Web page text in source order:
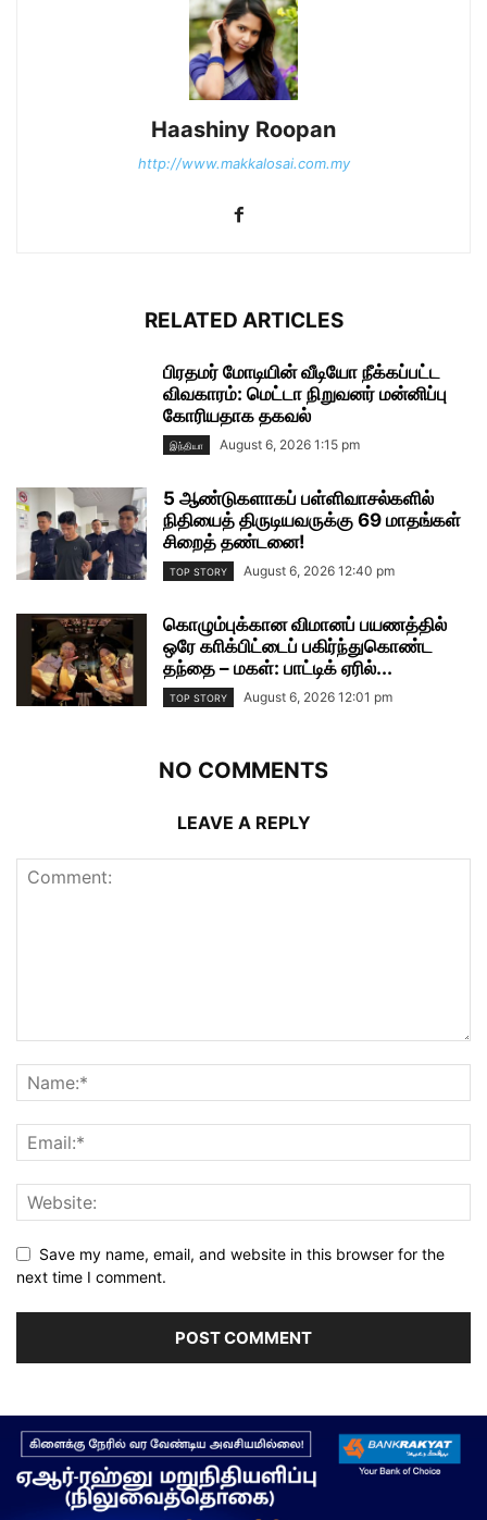
Haashiny Roopan
http://www.makkalosai.com.my
RELATED ARTICLES
பிரதமர் மோடியின் வீடியோ நீக்கப்பட்ட
விவகாரம்: மெட்டா நிறுவனர் மன்னிப்பு
கோரியதாக தகவல்
இந்தியா August 6, 2026 1:15 pm
5 ஆண்டுகளாகப் பள்ளிவாசல்களில்
நிதியைத் திருடியவருக்கு 69 மாதங்கள்
சிறைத் தண்டனை!
TOP STORY August 6, 2026 12:40 pm
கொழும்புக்கான விமானப் பயணத்தில்
ஒரே காிக்பிட்டைப் பகிர்ந்துகொண்ட
தந்தை – மகள்: பாட்டிக் ஏரில்...
TOP STORY August 6, 2026 12:01 pm
NO COMMENTS
LEAVE A REPLY
Save my name, email, and website in this browser for the
next time I comment.